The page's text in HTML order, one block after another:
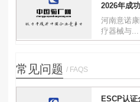
2026年成
河南意诺
疗器械与...
常见问题 / FAQS
ESCP认